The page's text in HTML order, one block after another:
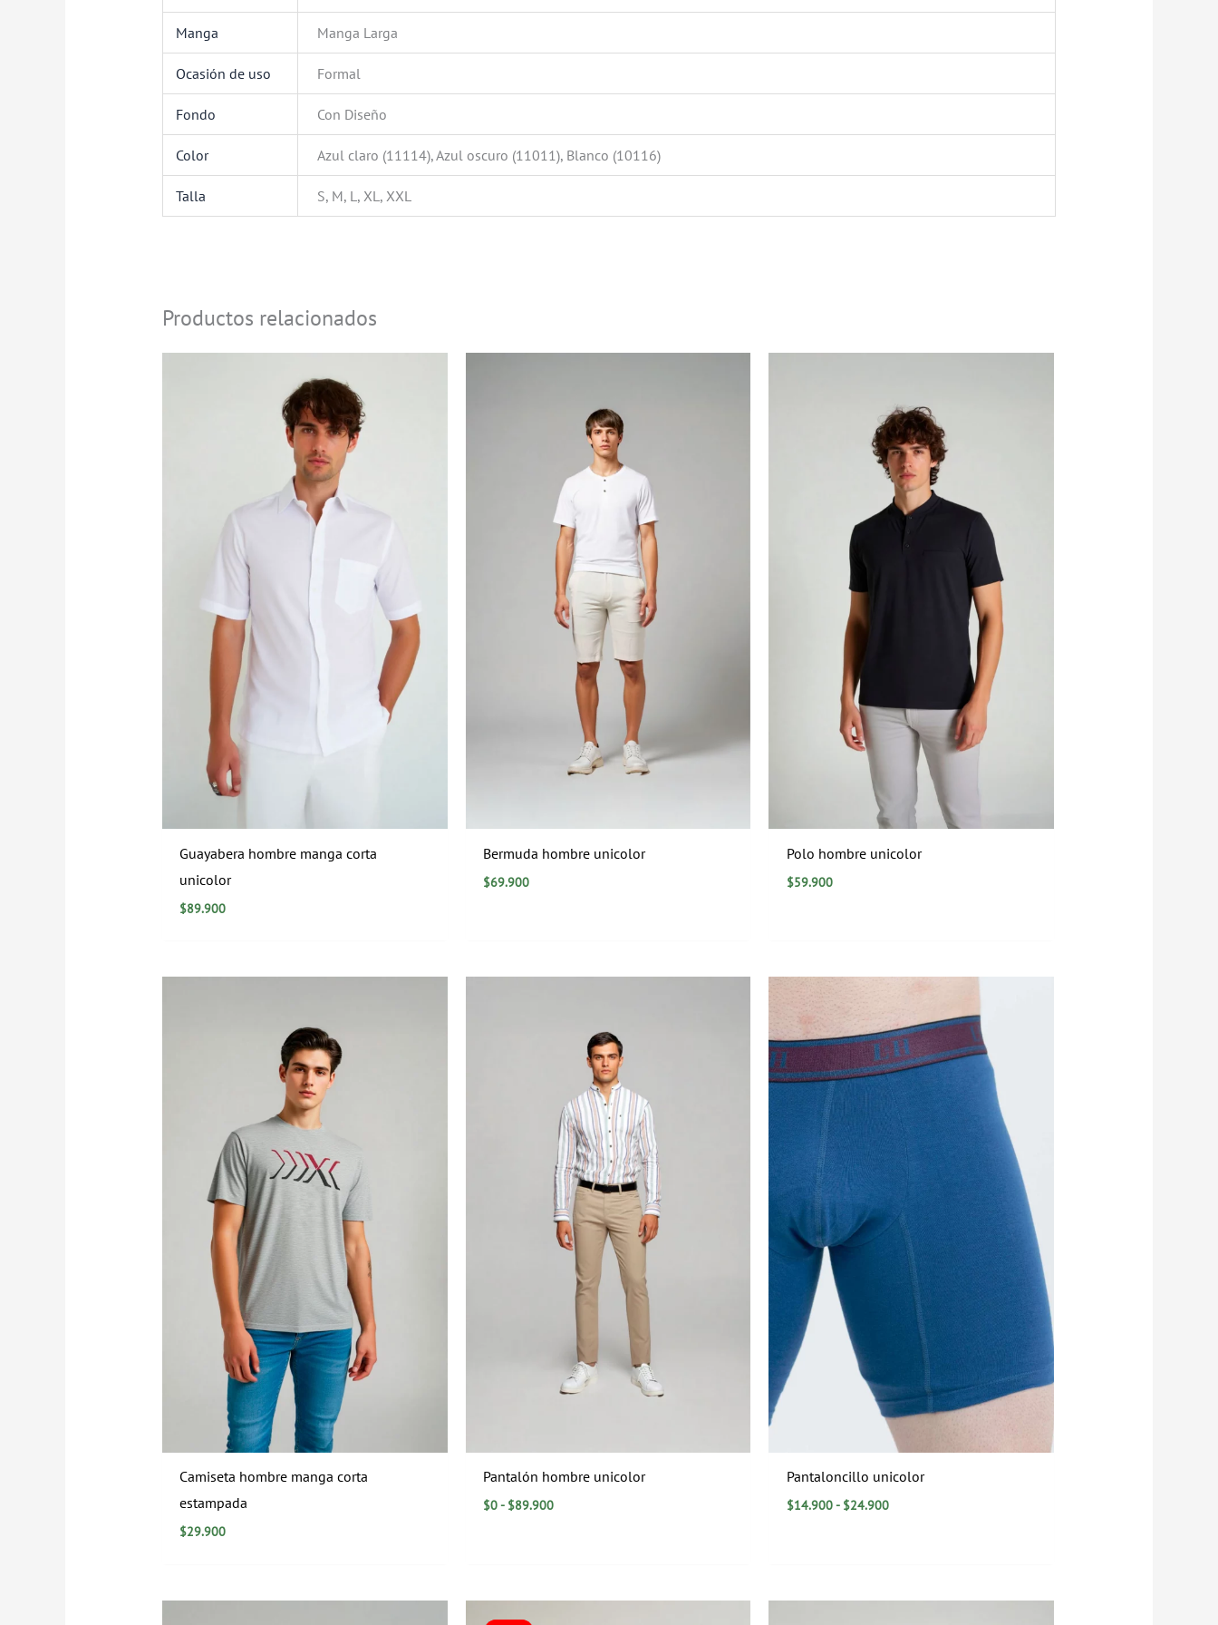
Manga Manga Larga
Ocasión de uso Formal
Fondo Con Diseño
Color Azul claro (11114), Azul oscuro (11011), Blanco (10116)
Talla S, M, L, XL, XXL
Productos relacionados
Guayabera hombre manga corta
unicolor
$89.900
Bermuda hombre unicolor
$69.900
Polo hombre unicolor
$59.900
Camiseta hombre manga corta
estampada
$29.900
Pantalón hombre unicolor
$0- $89.900
$89.900
Pantaloncillo unicolor
$14.900- $24.900
desde
$14.900
hasta
$24.900